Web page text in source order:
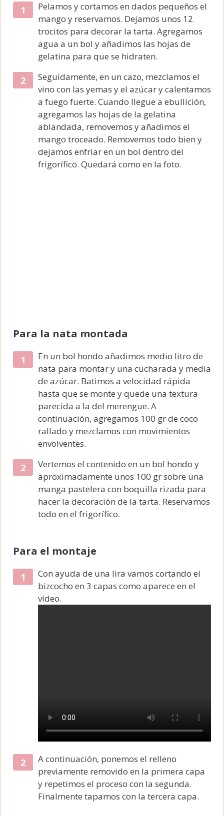
Pelamos y cortamos en dados pequeños el
mango y reservamos. Dejamos unos 12
trocitos para decorar la tarta. Agregamos
agua a un bol y añadimos las hojas de
gelatina para que se hidraten.
Seguidamente, en un cazo, mezclamos el
vino con las yemas y el azúcar y calentamos
a fuego fuerte. Cuando llegue a ebullición,
agregamos las hojas de la gelatina
ablandada, removemos y añadimos el
mango troceado. Removemos todo bien y
dejamos enfriar en un bol dentro del
frigorífico. Quedará como en la foto.
Para la nata montada
En un bol hondo añadimos medio litro de
nata para montar y una cucharada y media
de azúcar. Batimos a velocidad rápida
hasta que se monte y quede una textura
parecida a la del merengue. A
continuación, agregamos 100 gr de coco
rallado y mezclamos con movimientos
envolventes.
Vertemos el contenido en un bol hondo y
aproximadamente unos 100 gr sobre una
manga pastelera con boquilla rizada para
hacer la decoración de la tarta. Reservamos
todo en el frigorífico.
Para el montaje
Con ayuda de una lira vamos cortando el
bizcocho en 3 capas como aparece en el
vídeo.
A continuación, ponemos el relleno
previamente removido en la primera capa
y repetimos el proceso con la segunda.
Finalmente tapamos con la tercera capa.